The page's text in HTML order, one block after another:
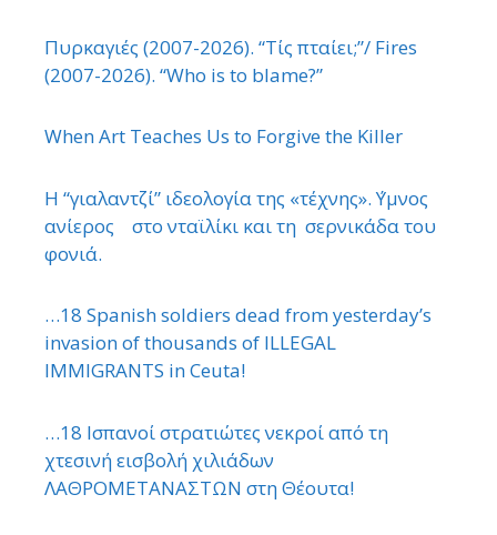
Πυρκαγιές (2007-2026). “Τίς πταίει;”/ Fires
(2007-2026). “Who is to blame?”
When Art Teaches Us to Forgive the Killer
Η “γιαλαντζί” ιδεολογία της «τέχνης». ΄Υμνος
ανίερος στο νταϊλίκι και τη σερνικάδα του
φονιά.
…18 Spanish soldiers dead from yesterday’s
invasion of thousands of ILLEGAL
IMMIGRANTS in Ceuta!
…18 Ισπανοί στρατιώτες νεκροί από τη
χτεσινή εισβολή χιλιάδων
ΛΑΘΡΟΜΕΤΑΝΑΣΤΩΝ στη Θέουτα!